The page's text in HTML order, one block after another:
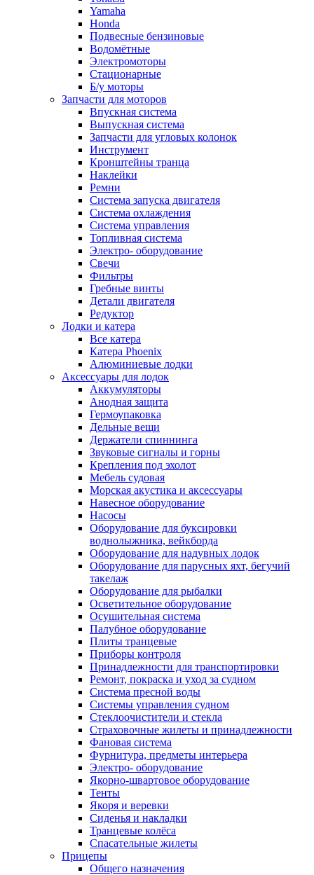
Yamaha
Honda
Подвесные бензиновые
Водомётные
Электромоторы
Стационарные
Б/у моторы
Запчасти для моторов
Впускная система
Выпускная система
Запчасти для угловых колонок
Инструмент
Кронштейны транца
Наклейки
Ремни
Система запуска двигателя
Система охлаждения
Система управления
Топливная система
Электро- оборудование
Свечи
Фильтры
Гребные винты
Детали двигателя
Редуктор
Лодки и катера
Все катера
Катера Phoenix
Алюминиевые лодки
Аксессуары для лодок
Аккумуляторы
Анодная защита
Гермоупаковка
Дельные вещи
Держатели спиннинга
Звуковые сигналы и горны
Крепления под эхолот
Мебель судовая
Морская акустика и аксессуары
Навесное оборудование
Насосы
Оборудование для буксировки
воднолыжника, вейкборда
Оборудование для надувных лодок
Оборудование для парусных яхт, бегучий
такелаж
Оборудование для рыбалки
Осветительное оборудование
Осушительная система
Палубное оборудование
Плиты транцевые
Приборы контроля
Принадлежности для транспортировки
Ремонт, покраска и уход за судном
Система пресной воды
Системы управления судном
Стеклоочистители и стекла
Страховочные жилеты и принадлежности
Фановая система
Фурнитура, предметы интерьера
Электро- оборудование
Якорно-швартовое оборудование
Тенты
Якоря и веревки
Сиденья и накладки
Транцевые колёса
Спасательные жилеты
Прицепы
Общего назначения